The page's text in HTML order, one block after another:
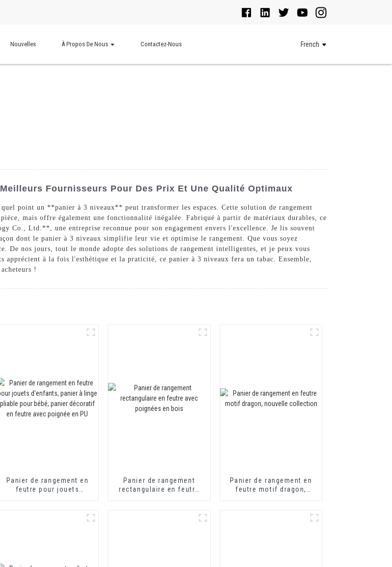
Nouvelles À Propos De Nous Contactez-Nous French
Fournisseurs Pour Des Prix Et Une Qualité Optimaux
point un **panier à 3 niveaux** peut transformer les espaces. Cette solution de rangement
mais offre également une fonctionnalité inégalée. Fabriqué à partir de matériaux durables, ce
Co., Ltd.**, une entreprise reconnue pour son engagement envers l'excellence. Je lis souvent
dont le panier à 3 niveaux simplifie leur vie et optimise le rangement. Que vous soyez
De nos jours, tout le monde adopte des solutions de rangement intelligentes, et je peux vous
apprécient à la fois l'esthétique et la praticité, ce panier à 3 niveaux fera un tabac. Ensemble,
!
Panier de rangement en
feutre pour jouets
décoratif en feutre avec
Panier de rangement
rectangulaire en feutre
Panier de rangement en
feutre motif dragon,